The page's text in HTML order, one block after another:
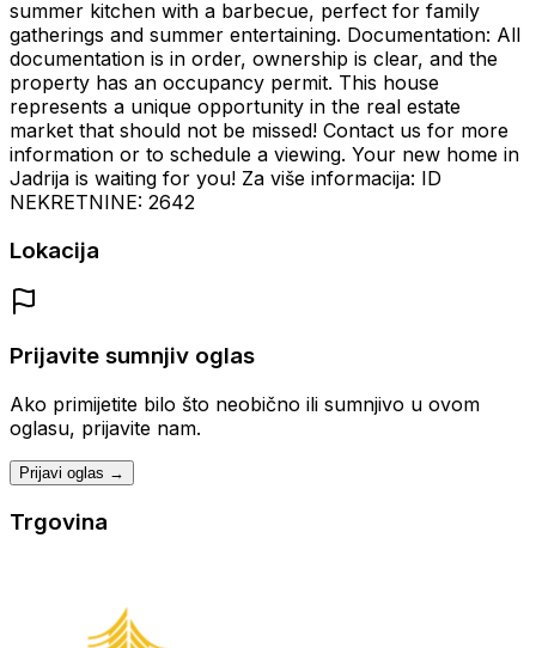
summer kitchen with a barbecue, perfect for family
gatherings and summer entertaining. Documentation: All
documentation is in order, ownership is clear, and the
property has an occupancy permit. This house
represents a unique opportunity in the real estate
market that should not be missed! Contact us for more
information or to schedule a viewing. Your new home in
Jadrija is waiting for you! Za više informacija: ID
NEKRETNINE: 2642
Lokacija
Prijavite sumnjiv oglas
Ako primijetite bilo što neobično ili sumnjivo u ovom
oglasu, prijavite nam.
Prijavi oglas →
Trgovina